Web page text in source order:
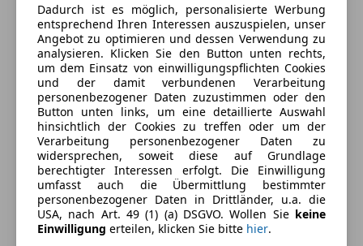
Energieverbrauch
Schadstoffklasse
Euro 6
Kraftstoff
Benzin
Kraftstoffverbrauch
6,00 l/100 km (komb.)
Ausstattung
Dadurch ist es möglich, personalisierte Werbung
entsprechend Ihren Interessen auszuspielen, unser
Angebot zu optimieren und dessen Verwendung zu
analysieren. Klicken Sie den Button unten rechts,
um dem Einsatz von einwilligungspflichten Cookies
und der damit verbundenen Verarbeitung
personenbezogener Daten zuzustimmen oder den
Button unten links, um eine detaillierte Auswahl
hinsichtlich der Cookies zu treffen oder um der
Verarbeitung personenbezogener Daten zu
widersprechen, soweit diese auf Grundlage
berechtigter Interessen erfolgt. Die Einwilligung
umfasst auch die Übermittlung bestimmter
personenbezogener Daten in Drittländer, u.a. die
USA, nach Art. 49 (1) (a) DSGVO. Wollen Sie keine
Einwilligung erteilen, klicken Sie bitte hier.